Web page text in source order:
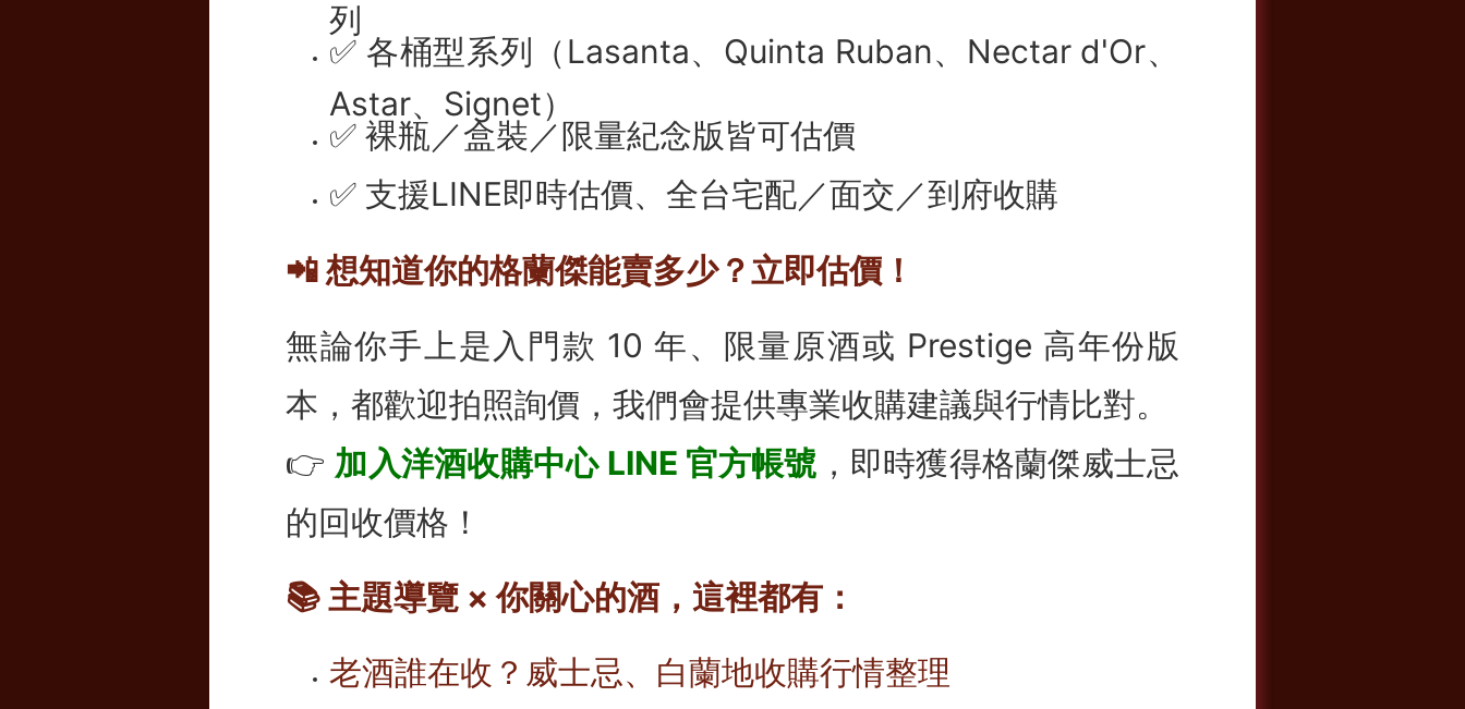
列
✅ 各桶型系列（Lasanta、Quinta Ruban、Nectar d'Or、
Astar、Signet）
✅ 裸瓶／盒裝／限量紀念版皆可估價
✅ 支援LINE即時估價、全台宅配／面交／到府收購
📲 想知道你的格蘭傑能賣多少？立即估價！
無論你手上是入門款 10 年、限量原酒或 Prestige 高年份版
本，都歡迎拍照詢價，我們會提供專業收購建議與行情比對。
👉 加入洋酒收購中心 LINE 官方帳號 ，即時獲得格蘭傑威士忌
的回收價格！
📚 主題導覽 × 你關心的酒，這裡都有：
老酒誰在收？威士忌、白蘭地收購行情整理